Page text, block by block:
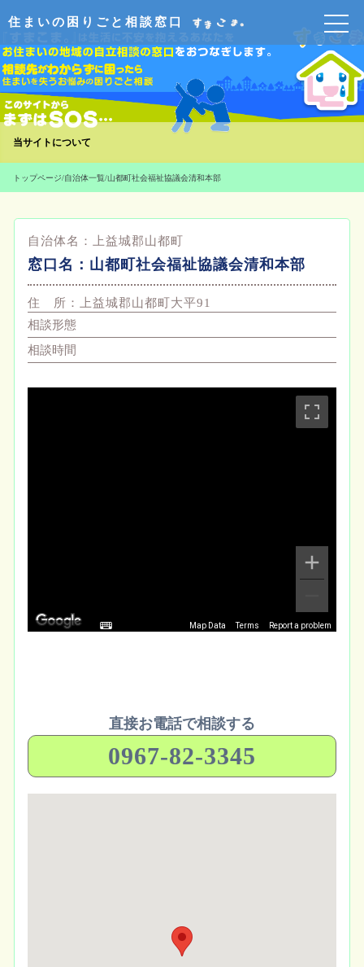
住まいの困りごと相談窓口
当サイトについて
トップページ/自治体一覧/山都町社会福祉協議会清和本部
自治体名： 上益城郡山都町
窓口名： 山都町社会福祉協議会清和本部
住 所： 上益城郡山都町大平91
相談形態
相談時間
Map Data Terms Report a problem
直接お電話で相談する
0967-82-3345